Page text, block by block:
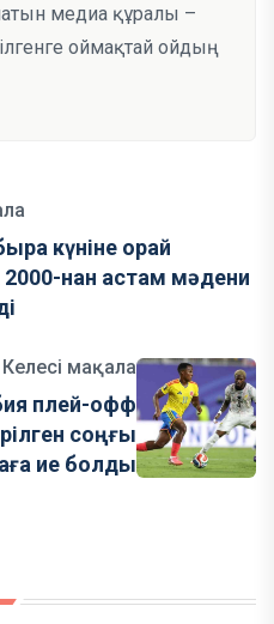
медиа құралы –
оймақтай ойдың
күніне орай
2000-нан астам мәдени
Келесі мақала
плей-офф
соңғы
ие болды